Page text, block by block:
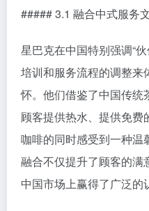
##### 3.1 融合中式服务
星巴克在中国特别强调“
培训和服务流程的调整来
怀。他们借鉴了中国传统
顾客提供热水、提供免
咖啡的同时感受到一种温
融合不仅提升了顾客的满
中国市场上赢得了广泛的